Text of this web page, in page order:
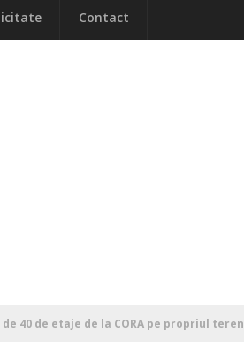
Contact
40 de etaje de la CORA pe propriul teren